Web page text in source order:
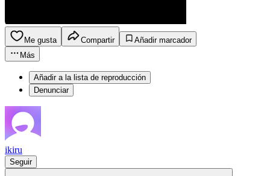
Me gusta Compartir
Añadir marcador
Más
Añadir a la lista de reproducción
Denunciar
ikiru
Seguir